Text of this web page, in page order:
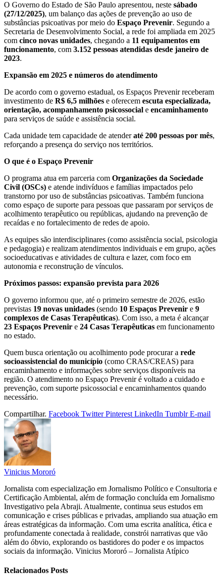
O Governo do Estado de São Paulo apresentou, neste sábado
(27/12/2025), um balanço das ações de prevenção ao uso de
substâncias psicoativas por meio do Espaço Prevenir. Segundo a
Secretaria de Desenvolvimento Social, a rede foi ampliada em 2025
com cinco novas unidades, chegando a 11 equipamentos em
funcionamento, com 3.152 pessoas atendidas desde janeiro de
2023.
Expansão em 2025 e números do atendimento
De acordo com o governo estadual, os Espaços Prevenir receberam
investimento de R$ 6,5 milhões e oferecem escuta especializada,
orientação, acompanhamento psicossocial e encaminhamento
para serviços de saúde e assistência social.
Cada unidade tem capacidade de atenderaté 200 pessoas por mês,
reforçando a presença do serviço nos territórios.
O que é o Espaço Prevenir
O programa atua em parceria com Organizações da Sociedade
Civil (OSCs) e atende indivíduos e famílias impactados pelo
transtorno por uso de substâncias psicoativas. Também funciona
como espaço de suporte para pessoas que passaram por serviços de
acolhimento terapêutico ou repúblicas, ajudando na prevenção de
recaídas e no fortalecimento de redes de apoio.
As equipes são interdisciplinares (como assistência social, psicologia
e pedagogia) e realizam atendimentos individuais e em grupo, ações
socioeducativas e atividades de cultura e lazer, com foco em
autonomia e reconstrução de vínculos.
Próximos passos: expansão prevista para 2026
O governo informou que, até o primeiro semestre de 2026, estão
previstas 19 novas unidades (sendo 10 Espaços Prevenir e 9
complexos de Casas Terapêuticas). Com isso, a meta é alcançar
23 Espaços Prevenir e 24 Casas Terapêuticas em funcionamento
no estado.
Quem busca orientação ou acolhimento pode procurar a rede
socioassistencial do município (como CRAS/CREAS) para
encaminhamento e informações sobre serviços disponíveis na
região. O atendimento no Espaço Prevenir é voltado a cuidado e
prevenção, com suporte psicossocial e encaminhamentos quando
necessário.
Compartilhar. Facebook Twitter Pinterest LinkedIn Tumblr E-mail
Vinicius Mororó
Jornalista com especialização em Jornalismo Político e Consultoria e
Certificação Ambiental, além de formação concluída em Jornalismo
Investigativo pela Abraji. Atualmente, continua seus estudos em
comunicação e crises públicas e privadas, ampliando sua atuação em
áreas estratégicas da informação. Com uma escrita analítica, ética e
profundamente conectada à realidade, constrói narrativas que vão
além do óbvio, explorando os bastidores do poder e os impactos
sociais da informação. Vinicius Mororó – Jornalista Atípico
Relacionados Posts